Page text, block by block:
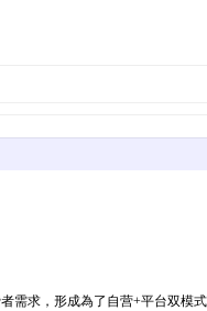
求，形成為了自营+平台双模